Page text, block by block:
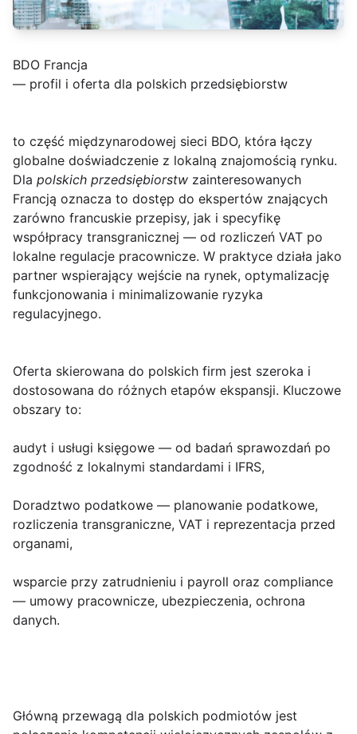
BDO Francja
— profil i oferta dla polskich przedsiębiorstw
to część międzynarodowej sieci BDO, która łączy
globalne doświadczenie z lokalną znajomością rynku.
Dla polskich przedsiębiorstw zainteresowanych
Francją oznacza to dostęp do ekspertów znających
zarówno francuskie przepisy, jak i specyfikę
współpracy transgranicznej — od rozliczeń VAT po
lokalne regulacje pracownicze. W praktyce działa jako
partner wspierający wejście na rynek, optymalizację
funkcjonowania i minimalizowanie ryzyka
regulacyjnego.
Oferta skierowana do polskich firm jest szeroka i
dostosowana do różnych etapów ekspansji. Kluczowe
obszary to:
audyt i usługi księgowe — od badań sprawozdań po
zgodność z lokalnymi standardami i IFRS,
Doradztwo podatkowe — planowanie podatkowe,
rozliczenia transgraniczne, VAT i reprezentacja przed
organami,
wsparcie przy zatrudnieniu i payroll oraz compliance
— umowy pracownicze, ubezpieczenia, ochrona
danych.
Główną przewagą dla polskich podmiotów jest